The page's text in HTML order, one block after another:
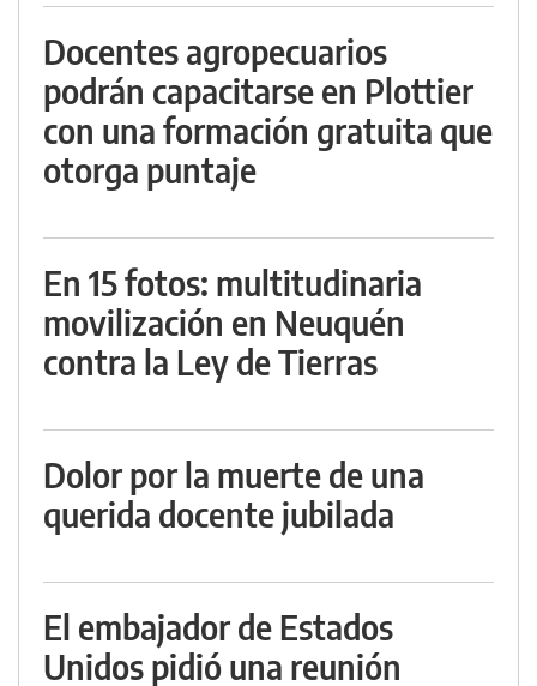
Docentes agropecuarios
podrán capacitarse en Plottier
con una formación gratuita que
otorga puntaje
En 15 fotos: multitudinaria
movilización en Neuquén
contra la Ley de Tierras
Dolor por la muerte de una
querida docente jubilada
El embajador de Estados
Unidos pidió una reunión